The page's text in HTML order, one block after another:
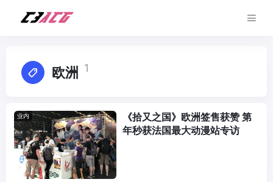
欧洲 1
业内
《拾又之国》欧洲签售获赞 第
年秒获法国最大动漫站专访